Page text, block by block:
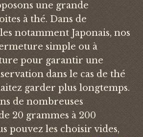
une grande
à thé. Dans de
notamment Japonais, nos
simple ou à
pour garantir une
dans le cas de thé
garder plus longtemps.
de nombreuses
20 grammes à 200
pouvez les choisir vides,